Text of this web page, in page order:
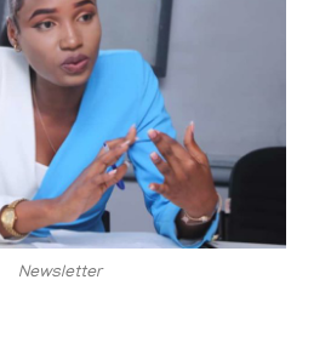
Newsletter